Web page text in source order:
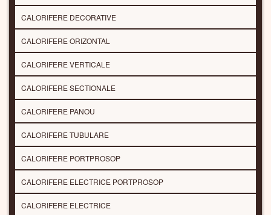
CALORIFERE DECORATIVE
CALORIFERE ORIZONTAL
CALORIFERE VERTICALE
CALORIFERE SECTIONALE
CALORIFERE PANOU
CALORIFERE TUBULARE
CALORIFERE PORTPROSOP
CALORIFERE ELECTRICE PORTPROSOP
CALORIFERE ELECTRICE